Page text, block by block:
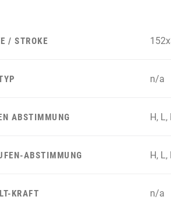
/ STROKE
n/a
ABSTIMMUNG H, L,
ABSTIMMUNG H, L,
KRAFT n/a